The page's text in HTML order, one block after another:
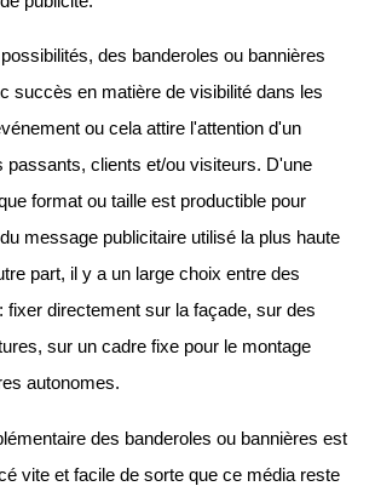
des banderoles ou bannières
succès en matière de visibilité dans les
ou cela attire l'attention d'un
passants, clients et/ou visiteurs. D'une
format ou taille est productible pour
message publicitaire utilisé la plus haute
part, il y a un large choix entre des
fixer directement sur la façade, sur des
sur un cadre fixe pour le montage
autonomes.
des banderoles ou bannières est
vite et facile de sorte que ce média reste